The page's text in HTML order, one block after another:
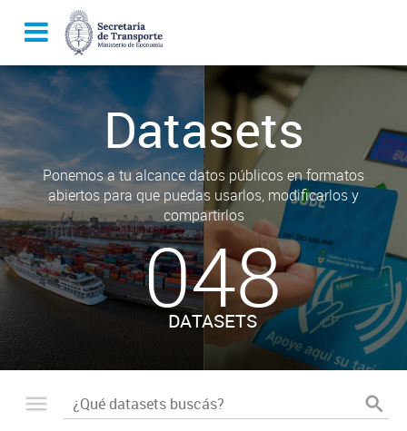
Datasets
Ponemos a tu alcance datos públicos en formatos
abiertos para que puedas usarlos, modificarlos y
compartirlos
048
DATASETS